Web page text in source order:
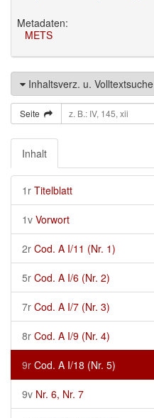
Metadaten:
METS
Inhaltsverz. u. Volltextsuche
Seite
Inhalt
1r Titelblatt
1v Vorwort
2r Cod. A I/11 (Nr. 1)
5r Cod. A I/6 (Nr. 2)
7r Cod. A I/7 (Nr. 3)
8r Cod. A I/9 (Nr. 4)
9r Cod. A I/18 (Nr. 5)
9v Nr. 6, Nr. 7